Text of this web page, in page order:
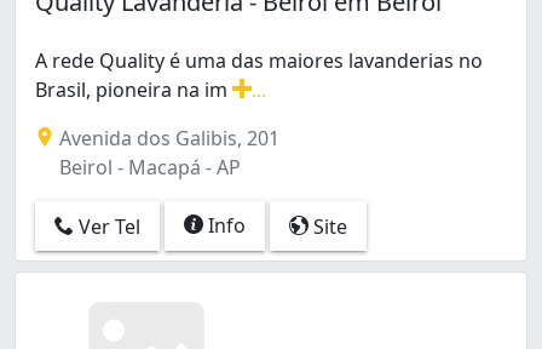
Santa Rita (2)
Trem (6)
A rede Quality é uma das maiores lavanderias no
Brasil, pioneira na im
Avenida dos Galibis, 201
Beirol - Macapá - AP
Ver Tel Info Site